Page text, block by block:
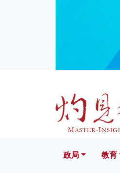
文化
政局 教育